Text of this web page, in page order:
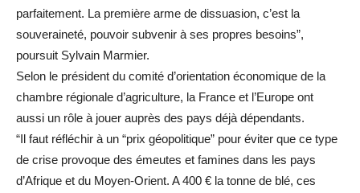
parfaitement. La première arme de dissuasion, c’est la
souveraineté, pouvoir subvenir à ses propres besoins”,
poursuit Sylvain Marmier.
Selon le président du comité d’orientation économique de la
chambre régionale d’agriculture, la France et l’Europe ont
aussi un rôle à jouer auprès des pays déjà dépendants.
“Il faut réfléchir à un “prix géopolitique” pour éviter que ce type
de crise provoque des émeutes et famines dans les pays
d’Afrique et du Moyen-Orient. A 400 € la tonne de blé, ces